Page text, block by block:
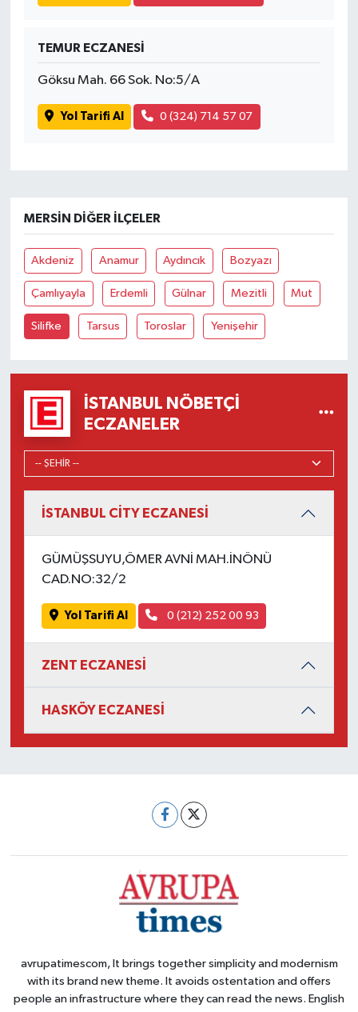
TEMUR ECZANESİ
Göksu Mah. 66 Sok. No:5/A
Yol Tarifi Al 0 (324) 714 57 07
MERSIN DIĞER İLÇELER
Akdeniz Anamur Aydıncık Bozyazı
Çamlıyayla Erdemli Gülnar Mezitli Mut
Silifke Tarsus Toroslar Yenişehir
İSTANBUL NÖBETÇI
ECZANELER
İSTANBUL CİTY ECZANESİ
GÜMÜŞSUYU,ÖMER AVNİ MAH.İNÖNÜ
CAD.NO:32/2
Yol Tarifi Al 0 (212) 252 00 93
ZENT ECZANESİ
HASKÖY ECZANESİ
avrupatimescom, It brings together simplicity and modernism
with its brand new theme. It avoids ostentation and offers
people an infrastructure where they can read the news. English